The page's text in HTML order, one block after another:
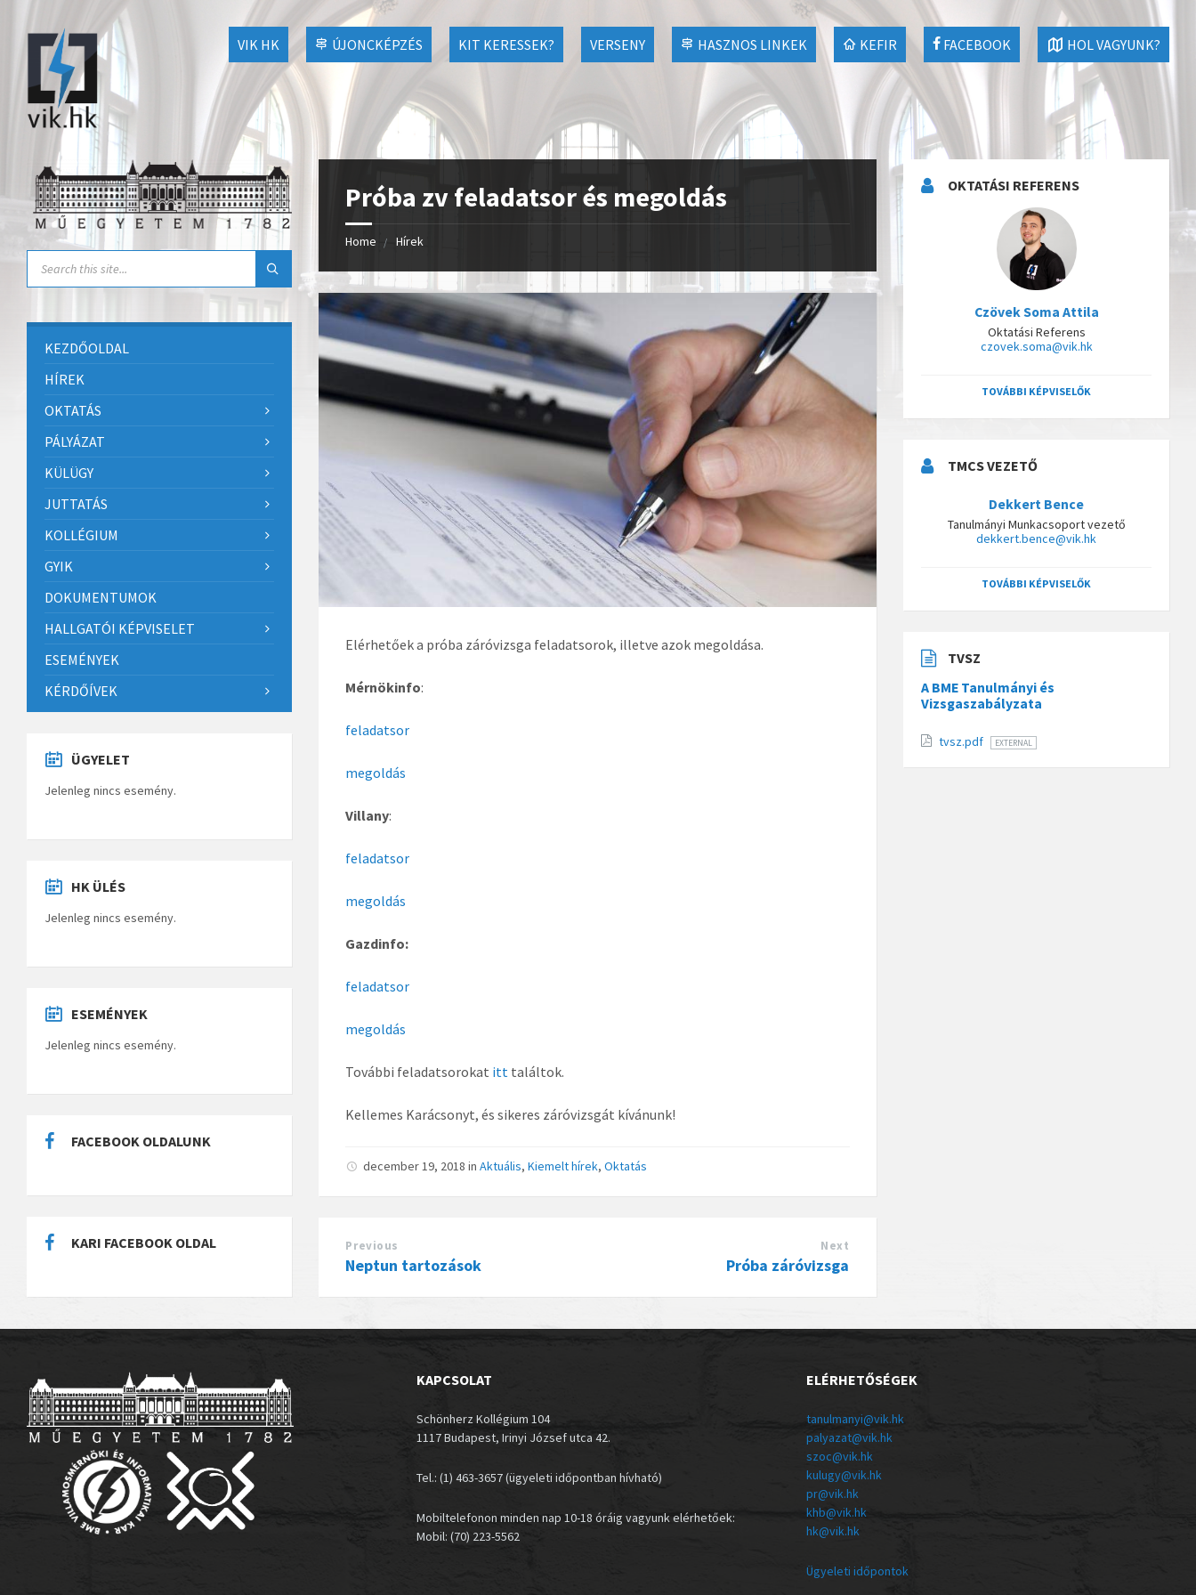
VIK HK ÚJONCKÉPZÉS KIT KERESSEK? VERSENY HASZNOS LINKEK KEFIR FACEBOOK HOL VAGYUNK?
Próba zv feladatsor és megoldás
Home Hírek
Elérhetőek a próba záróvizsga feladatsorok, illetve azok megoldása.
Mérnökinfo:
feladatsor
megoldás
Villany:
feladatsor
megoldás
Gazdinfo:
feladatsor
megoldás
További feladatsorokat itt találtok.
Kellemes Karácsonyt, és sikeres záróvizsgát kívánunk!
december 19, 2018inAktuális,Kiemelt hírek,Oktatás
Previous
Neptun tartozások
Next
Próba záróvizsga
KEZDŐOLDAL
HÍREK
OKTATÁS
PÁLYÁZAT
KÜLÜGY
JUTTATÁS
KOLLÉGIUM
GYIK
DOKUMENTUMOK
HALLGATÓI KÉPVISELET
ESEMÉNYEK
KÉRDŐÍVEK
ÜGYELET
Jelenleg nincs esemény.
HK ÜLÉS
Jelenleg nincs esemény.
ESEMÉNYEK
Jelenleg nincs esemény.
FACEBOOK OLDALUNK
KARI FACEBOOK OLDAL
OKTATÁSI REFERENS
Czövek Soma Attila
Oktatási Referens
czovek.soma@vik.hk
TOVÁBBI KÉPVISELŐK
TMCS VEZETŐ
Dekkert Bence
Tanulmányi Munkacsoport vezető
dekkert.bence@vik.hk
TOVÁBBI KÉPVISELŐK
TVSZ
A BME Tanulmányi és
Vizsgaszabályzata
tvsz.pdf EXTERNAL
KAPCSOLAT
Schönherz Kollégium 104
1117 Budapest, Irinyi József utca 42.
Tel.: (1) 463-3657 (ügyeleti időpontban hívható)
Mobiltelefonon minden nap 10-18 óráig vagyunk elérhetőek:
Mobil: (70) 223-5562
ELÉRHETŐSÉGEK
tanulmanyi@vik.hk
palyazat@vik.hk
szoc@vik.hk
kulugy@vik.hk
pr@vik.hk
khb@vik.hk
hk@vik.hk
Ügyeleti időpontok